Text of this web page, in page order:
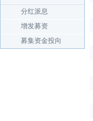
分红派息
增发募资
募集资金投向